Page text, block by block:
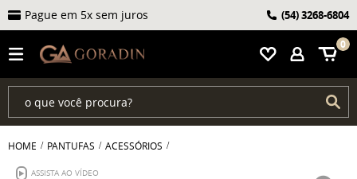
0
Pague em 5x sem juros (54)3268-6804
HOME PANTUFAS ACESSÓRIOS
ASSISTA AO VÍDEO